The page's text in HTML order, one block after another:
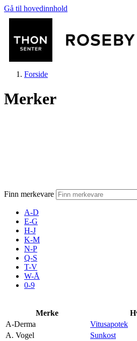
Gå til hovedinnhold
Mat og
Forside
Merker
Finn merkevare
A-D
E-G
H-J
K-M
N-P
Q-S
T-V
W-Å
0-9
Merke
A-Derma
Vitusapotek
A. Vogel
Sunkost